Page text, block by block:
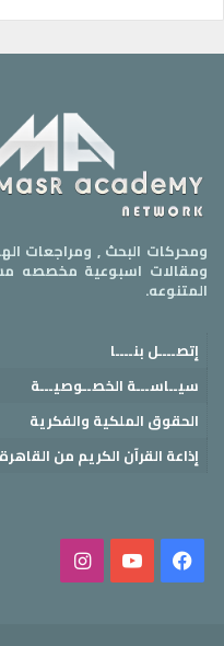
ومحركات البحث , ومراجعات
ومقالات اسبوعية مخصصه
المتنوعه.
إتصــــل بنــــا
سيــاســـة الخصــوصيـــة
الحقوق الملكية والفكرية
إذاعة القرآن الكريم من القاهرة
فيسبوك ‫YouTube